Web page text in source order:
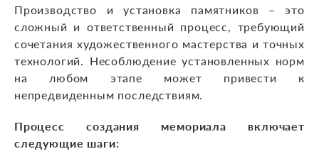
Производство и установка памятников – это
сложный и ответственный процесс, требующий
сочетания художественного мастерства и точных
технологий. Несоблюдение установленных норм
на любом этапе может привести к
непредвиденным последствиям.
Процесс создания мемориала включает
следующие шаги: